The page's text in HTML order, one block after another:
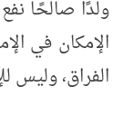
ولدًا صالحًا
الإمكان في
الفراق، وليس